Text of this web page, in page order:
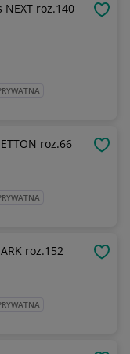
roz.140
lniane spodenki BENETTON roz.66
roz.152